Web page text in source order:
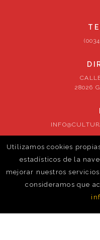
28026
Utilizamos cookies
estadísticos de la
mejorar nuestros
consideramos que